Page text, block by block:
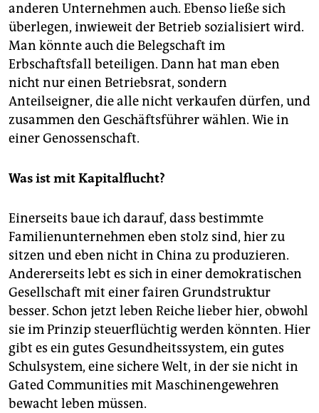
anderen Unternehmen auch. Ebenso ließe sich
überlegen, inwieweit der Betrieb sozialisiert wird.
Man könnte auch die Belegschaft im
Erbschaftsfall beteiligen. Dann hat man eben
nicht nur einen Betriebsrat, sondern
Anteilseigner, die alle nicht verkaufen dürfen, und
zusammen den Geschäftsführer wählen. Wie in
einer Genossenschaft.
Was ist mit Kapitalflucht?
Einerseits baue ich darauf, dass bestimmte
Familienunternehmen eben stolz sind, hier zu
sitzen und eben nicht in China zu produzieren.
Andererseits lebt es sich in einer demokratischen
Gesellschaft mit einer fairen Grundstruktur
besser. Schon jetzt leben Reiche lieber hier, obwohl
sie im Prinzip steuerflüchtig werden könnten. Hier
gibt es ein gutes Gesundheitssystem, ein gutes
Schulsystem, eine sichere Welt, in der sie nicht in
Gated Communities mit Maschinengewehren
bewacht leben müssen.